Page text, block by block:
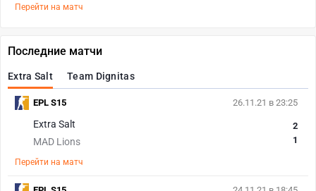
Перейти на матч
Последние матчи
Extra Salt Team Dignitas
26.11.21 в 23:25
Extra Salt
MAD Lions
2
1
Перейти на матч
EPL S15